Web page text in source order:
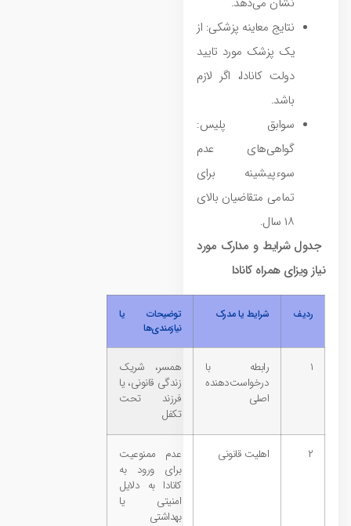
نتایج معاینه پزشکی: از
یک پزشک مورد تایید
دولت کانادا، اگر لازم
باشد.
سوابق پلیس:
گواهی‌های عدم
سوءپیشینه برای
تمامی متقاضیان بالای
۱۸ سال.
جدول شرایط و مدارک مورد
نیاز ویزای همراه کانادا
ردیف شرایط یا مدرک
توضیحات یا
نیازمندی‌ها
۱
رابطه با
درخواست‌دهنده
اصلی
همسر، شریک
زندگی قانونی، یا
فرزند تحت
تکفل
۲ اهلیت قانونی
عدم ممنوعیت
برای ورود به
کانادا به دلایل
امنیتی یا
بهداشتی